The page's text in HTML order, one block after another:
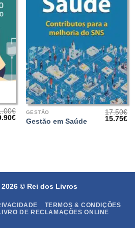
€
€O
preço
GESTÃO
Gestão em Saúde
17.50€
O
15.75€O
© Rei dos Livros
TERMOS & CONDIÇÕES
DE RECLAMAÇÕES ONLINE